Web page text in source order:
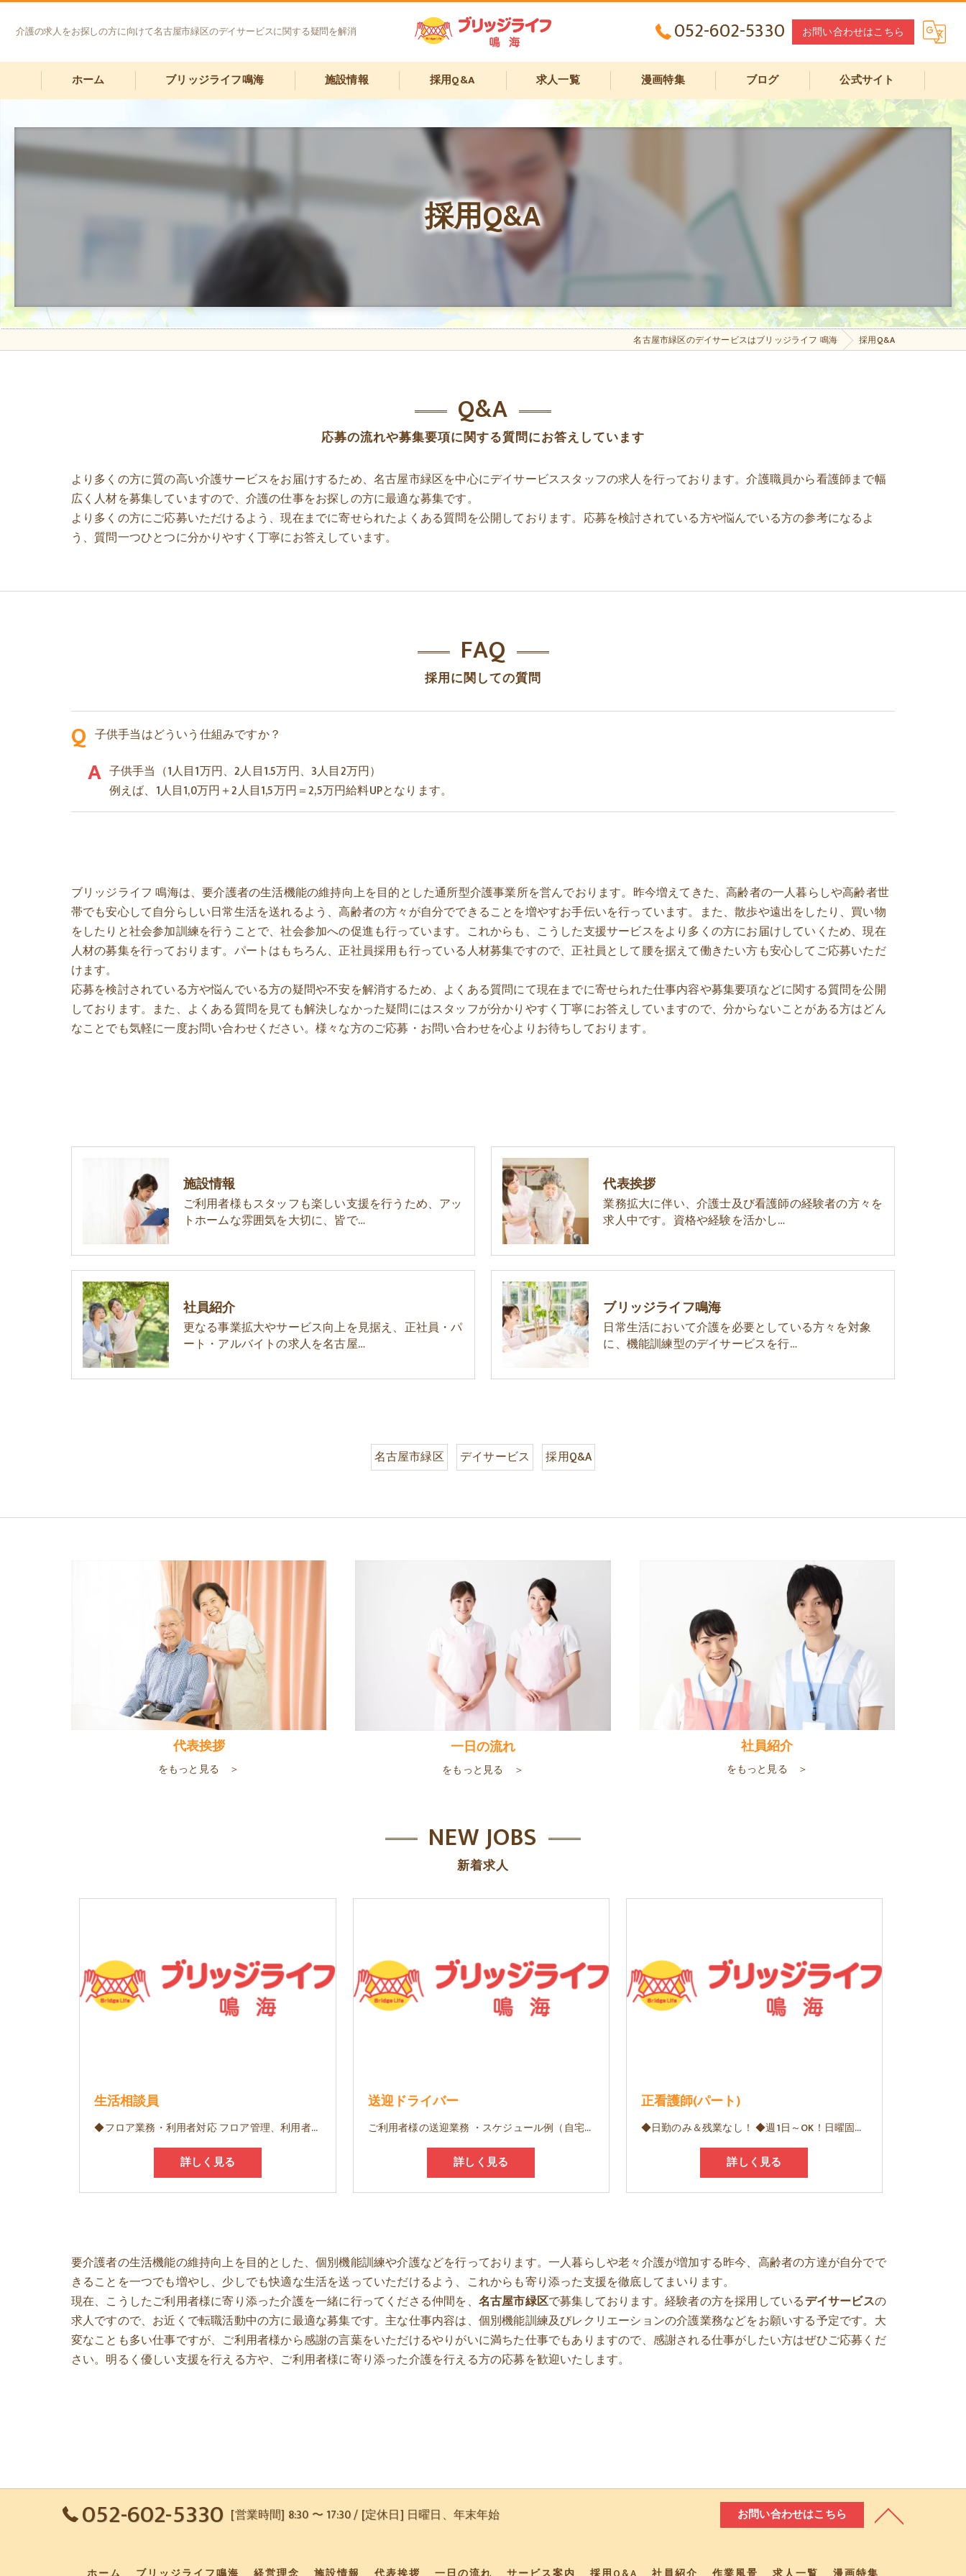
介護の求人をお探しの方に向けて名古屋市緑区のデイサービスに関する疑問を解消 052-602-5330 お問い合わせはこちら
ホーム ブリッジライフ鳴海
経営理念
施設情報
一日の流れ
採用Q&A 求人一覧 漫画特集 ブログ 公式サイト
採用Q&A
名古屋市緑区のデイサービスはブリッジライフ 鳴海 採用Q&A
応募の流れや募集要項に関する質問にお答えしています
Q&A
より多くの方に質の高い介護サービスをお届けするため、名古屋市緑区を中心にデイサービススタッフの求人を行っております。介護職員から看護師まで幅
広く人材を募集していますので、介護の仕事をお探しの方に最適な募集です。
より多くの方にご応募いただけるよう、現在までに寄せられたよくある質問を公開しております。応募を検討されている方や悩んでいる方の参考になるよ
う、質問一つひとつに分かりやすく丁寧にお答えしています。
採用に関しての質問
FAQ
子供手当はどういう仕組みですか？
子供手当（1人目1万円、2人目1.5万円、3人目2万円）
例えば、1人目1,0万円＋2人目1,5万円＝2,5万円給料UPとなります。
ブリッジライフ 鳴海は、要介護者の生活機能の維持向上を目的とした通所型介護事業所を営んでおります。昨今増えてきた、高齢者の一人暮らしや高齢者世
帯でも安心して自分らしい日常生活を送れるよう、高齢者の方々が自分でできることを増やすお手伝いを行っています。また、散歩や遠出をしたり、買い物
をしたりと社会参加訓練を行うことで、社会参加への促進も行っています。これからも、こうした支援サービスをより多くの方にお届けしていくため、現在
人材の募集を行っております。パートはもちろん、正社員採用も行っている人材募集ですので、正社員として腰を据えて働きたい方も安心してご応募いただ
けます。
応募を検討されている方や悩んでいる方の疑問や不安を解消するため、よくある質問にて現在までに寄せられた仕事内容や募集要項などに関する質問を公開
しております。また、よくある質問を見ても解決しなかった疑問にはスタッフが分かりやすく丁寧にお答えしていますので、分からないことがある方はどん
なことでも気軽に一度お問い合わせください。様々な方のご応募・お問い合わせを心よりお待ちしております。
施設情報
ご利用者様もスタッフも楽しい支援を行うため、アッ
トホームな雰囲気を大切に、皆で…
代表挨拶
業務拡大に伴い、介護士及び看護師の経験者の方々を
求人中です。資格や経験を活かし…
社員紹介
更なる事業拡大やサービス向上を見据え、正社員・パ
ート・アルバイトの求人を名古屋…
ブリッジライフ鳴海
日常生活において介護を必要としている方々を対象
に、機能訓練型のデイサービスを行…
名古屋市緑区 デイサービス 採用Q&A
代表挨拶
をもっと見る ＞
一日の流れ
をもっと見る ＞
社員紹介
をもっと見る ＞
新着求人
NEW JOBS
生活相談員
◆フロア業務・利用者対応 フロア管理、利用者状況確認、スタッフ体調確認、入浴介助、送迎 ◆連携・調整業務 ケアマネージャー、利用者ご家族様とのコミュニケーション、サービス担当者会議への出席記録 ◆帳票・事務等 帳票管理、各種計画書の作成・評価、提供表確認、契約業務
詳しく見る
送迎ドライバー
ご利用者様の送迎業務 ・スケジュール例（自宅→デイ→自宅） 8:00～9:30
詳しく見る
正看護師(パート)
◆日勤のみ＆残業なし！ ◆週1日～OK！日曜固定休み♪ ◆利用者様に寄り添った「個別機能訓練」を実現◎ ◆病院やクリニックでの経験を活かせる！
詳しく見る
要介護者の生活機能の維持向上を目的とした、個別機能訓練や介護などを行っております。一人暮らしや老々介護が増加する昨今、高齢者の方達が自分でで
きることを一つでも増やし、少しでも快適な生活を送っていただけるよう、これからも寄り添った支援を徹底してまいります。
現在、こうしたご利用者様に寄り添った介護を一緒に行ってくださる仲間を、 名古屋市緑区で募集しております。経験者の方を採用しているデイサービスの
求人ですので、お近くで転職活動中の方に最適な募集です。主な仕事内容は、個別機能訓練及びレクリエーションの介護業務などをお願いする予定です。大
変なことも多い仕事ですが、ご利用者様から感謝の言葉をいただけるやりがいに満ちた仕事でもありますので、感謝される仕事がしたい方はぜひご応募くだ
さい。明るく優しい支援を行える方や、ご利用者様に寄り添った介護を行える方の応募を歓迎いたします。
052-602-5330 [営業時間] 8:30 〜 17:30 / [定休日] 日曜日、年末年始 お問い合わせはこちら